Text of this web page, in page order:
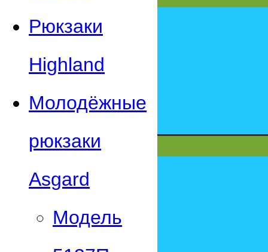
Рюкзаки
Highland
Молодёжные
рюкзаки
Asgard
Модель